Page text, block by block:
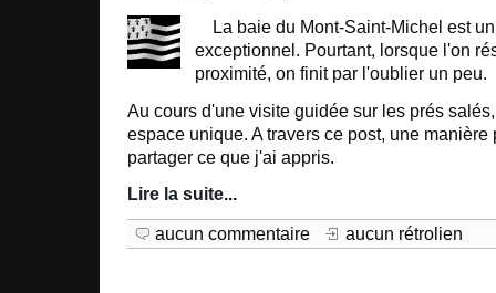
La baie du Mont-Saint-Michel est
exceptionnel. Pourtant, lorsque l'on
proximité, on finit par l'oublier un peu.
Au cours d'une visite guidée sur les prés
espace unique. A travers ce post, une manière
partager ce que j'ai appris.
Lire la suite...
aucun commentaire
aucun rétrolien